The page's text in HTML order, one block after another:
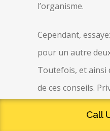
l’organisme.
Cependant,
pour un autre
Toutefois, et ainsi
de ces conseils.
Call